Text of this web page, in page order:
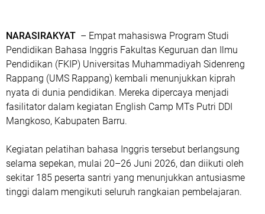
NARASIRAKYAT – Empat mahasiswa Program Studi
Pendidikan Bahasa Inggris Fakultas Keguruan dan Ilmu
Pendidikan (FKIP) Universitas Muhammadiyah Sidenreng
Rappang (UMS Rappang) kembali menunjukkan kiprah
nyata di dunia pendidikan. Mereka dipercaya menjadi
fasilitator dalam kegiatan English Camp MTs Putri DDI
Mangkoso, Kabupaten Barru.
Kegiatan pelatihan bahasa Inggris tersebut berlangsung
selama sepekan, mulai 20–26 Juni 2026, dan diikuti oleh
sekitar 185 peserta santri yang menunjukkan antusiasme
tinggi dalam mengikuti seluruh rangkaian pembelajaran.